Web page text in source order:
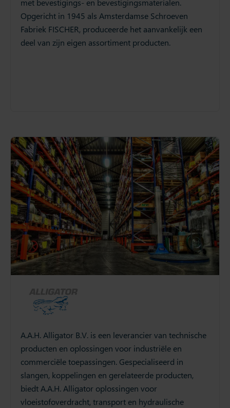
met bevestigings- en bevestigingsmaterialen.
Opgericht in 1945 als Amsterdamse Schroeven
Fabriek FISCHER, produceerde het aanvankelijk een
deel van zijn eigen assortiment producten.
A.A.H. Alligator B.V. is een leverancier van technische
producten en oplossingen voor industriële en
commerciële toepassingen. Gespecialiseerd in
slangen, koppelingen en gerelateerde producten,
biedt A.A.H. Alligator oplossingen voor
vloeistofoverdracht, transport en hydraulische